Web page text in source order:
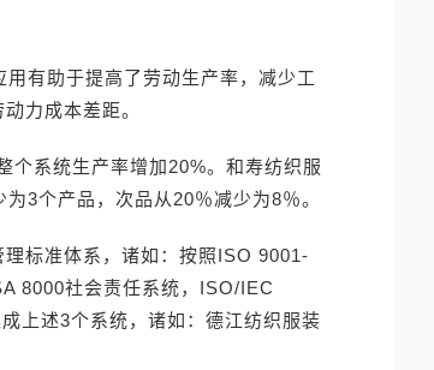
有助于提高了劳动生产率，减少工
力成本差距。
个系统生产率增加20%。和寿纺织服
3个产品，次品从20％减少为8％。
标准体系，诸如：按照ISO 9001-
8000社会责任系统，ISO/IEC
上述3个系统，诸如：德江纺织服装